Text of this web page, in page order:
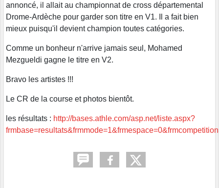
annoncé, il allait au championnat de cross départemental
Drome-Ardèche pour garder son titre en V1. Il a fait bien
mieux puisqu'il devient champion toutes catégories.
Comme un bonheur n'arrive jamais seul, Mohamed
Mezgueldi gagne le titre en V2.
Bravo les artistes !!!
Le CR de la course et photos bientôt.
les résultats : http://bases.athle.com/asp.net/liste.aspx?